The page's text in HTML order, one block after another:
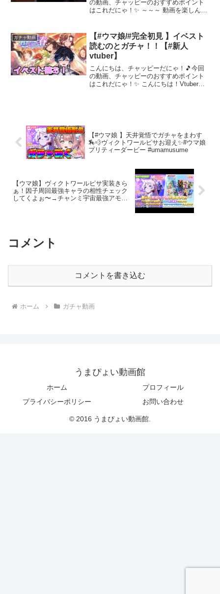
の動画、チャッピーのおすすめポイント
はこれだにゃ！✨ ～～～ 動画を楽しんだ
ガチャ動画
【#ウマ娘/#完全初見 】イベスト
読むのとガチャ！！【#新人
vtuber】
こんにちは、チャッピーだにゃ！🎵今回
の動画、チャッピーのおすすめポイント
はこれだにゃ！✨ こんにちは！Vtuberグ
【#ウマ娘 】天井覚悟でガチャをまわす
🏇💨ヴィクトワールピサお迎え✨#ウマ娘
プリティーダービー #umamusume
【ウマ娘】ヴィクトワールピサ実装きら
ぁ！因子周回最強キャラの相性チェック
してくよぉ〜→チャンミ宇宙最強アモア
コメント
コメントを書き込む
ホーム ガチャ動画
うまぴょい動画館
ホーム
プロフィール
プライバシーポリシー
お問い合わせ
© 2016 うまぴょい動画館.